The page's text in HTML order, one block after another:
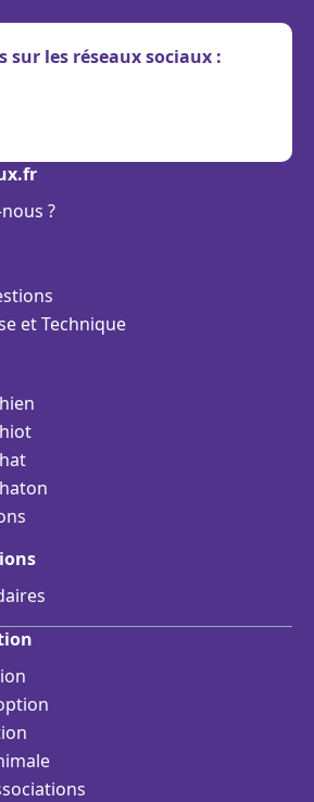
sur les réseaux sociaux :
?
et Technique